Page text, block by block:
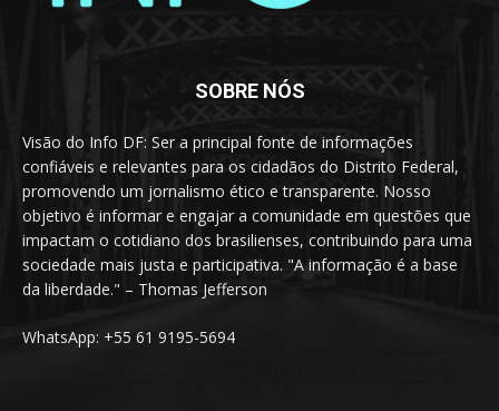
SOBRE NÓS
Visão do Info DF: Ser a principal fonte de informações
confiáveis e relevantes para os cidadãos do Distrito Federal,
promovendo um jornalismo ético e transparente. Nosso
objetivo é informar e engajar a comunidade em questões que
impactam o cotidiano dos brasilienses, contribuindo para uma
sociedade mais justa e participativa. "A informação é a base
da liberdade." – Thomas Jefferson
WhatsApp: +55 61 9195-5694